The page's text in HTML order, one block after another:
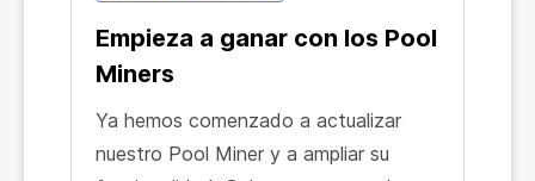
Empieza a ganar con los Pool
Miners
Ya hemos comenzado a actualizar
nuestro Pool Miner y a ampliar su